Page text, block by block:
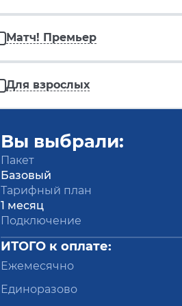
Матч! Премьер
Для взрослых
Вы выбрали:
Пакет
Базовый
Тарифный план
1 месяц
Подключение
ИТОГО к оплате:
Ежемесячно
Единоразово